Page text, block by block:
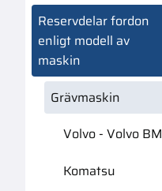
Reservdelar fordon
enligt modell av
maskin
Grävmaskin
Volvo - Volvo BM
Komatsu